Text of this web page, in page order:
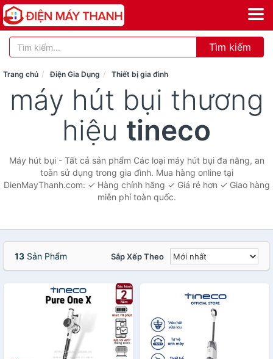
Tìm kiếm
Trang chủ Điện Gia Dụng Thiết bị gia đình
máy hút bụi thương
hiệu tineco
Máy hút bụi - Tất cả sản phẩm Các loại máy hút bụi đa năng, an
toàn sử dụng trong gia đình. Mua hàng online tại
DienMayThanh.com: ✓ Hàng chính hãng ✓ Giá rẻ hơn ✓ Giao hàng
miễn phí toàn quốc.
13 Sản Phẩm Sắp Xếp Theo